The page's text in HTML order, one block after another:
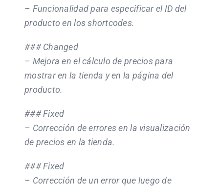
– Funcionalidad para especificar el ID del
producto en los shortcodes.
### Changed
– Mejora en el cálculo de precios para
mostrar en la tienda y en la página del
producto.
### Fixed
– Corrección de errores en la visualización
de precios en la tienda.
### Fixed
– Corrección de un error que luego de